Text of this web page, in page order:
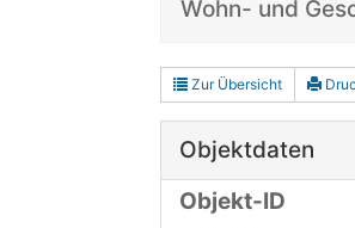
Wohn- und
Zur Übersicht
Objektdaten
Objekt-ID